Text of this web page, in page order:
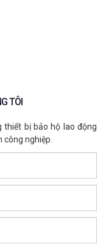
TÔI
bị bảo hộ lao động
nghiệp.